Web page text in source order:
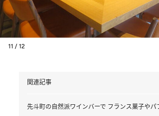
11 / 12
関連記事
先斗町の自然派ワインバーで フランス菓子やパ